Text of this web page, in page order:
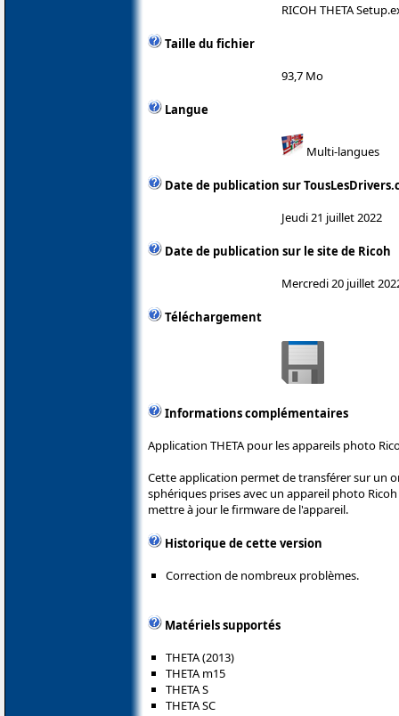
RICOH THETA
Taille du fichier
93,7 Mo
Langue
Multi-langues
Date de publication sur
Jeudi 21 juillet 2022
Date de publication sur le site de Ricoh
Mercredi 20 juillet
Téléchargement
Informations complémentaires
Application THETA pour les appareils photo
Cette application permet de transférer sur un
sphériques prises avec un appareil photo
mettre à jour le firmware de l'appareil.
Historique de cette version
Correction de nombreux problèmes.
Matériels supportés
THETA (2013)
THETA m15
THETA S
THETA SC